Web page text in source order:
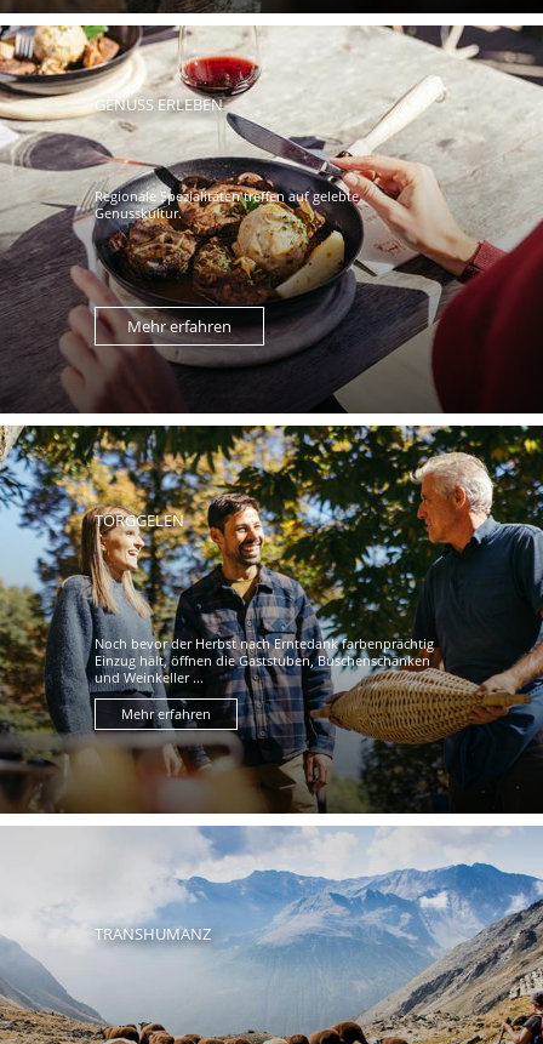
GENUSS ERLEBEN
Regionale Spezialitäten treffen auf gelebte
Genusskultur.
Mehr erfahren
TÖRGGELEN
Noch bevor der Herbst nach Erntedank farbenprächtig
Einzug hält, öffnen die Gaststuben, Buschenschänken
und Weinkeller ...
Mehr erfahren
TRANSHUMANZ